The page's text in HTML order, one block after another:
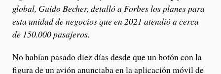
global, Guido Becher, detalló a Forbes los planes para
esta unidad de negocios que en 2021 atendió a cerca
de 150.000 pasajeros.
No habían pasado diez días desde que un botón con la
figura de un avión anunciaba en la aplicación móvil de